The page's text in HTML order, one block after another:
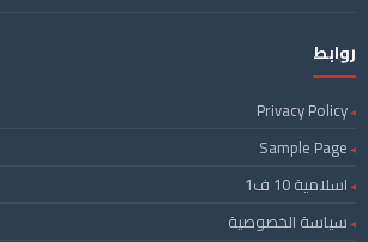
روابط
Privacy Policy
Sample Page
اسلامية 10 ف1
سياسة الخصوصية